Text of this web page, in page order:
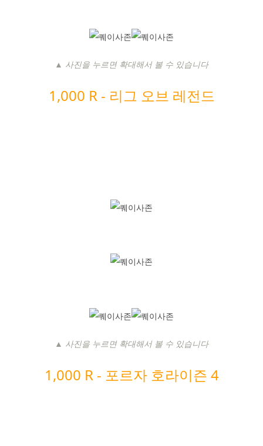
▲ 사진을 누르면 확대해서 볼 수 있습니다
1,000 R - 리그 오브 레전드
▲ 사진을 누르면 확대해서 볼 수 있습니다
1,000 R - 포르자 호라이즌 4